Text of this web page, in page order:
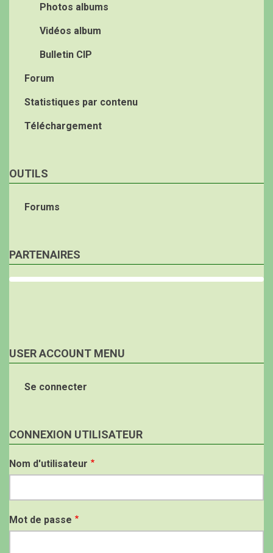
Photos albums
Vidéos album
Bulletin CIP
Forum
Statistiques par contenu
Téléchargement
OUTILS
Forums
PARTENAIRES
USER ACCOUNT MENU
Se connecter
CONNEXION UTILISATEUR
Nom d'utilisateur
Mot de passe